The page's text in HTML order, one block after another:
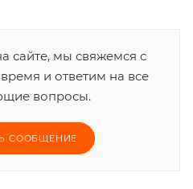
сайте, мы свяжемся с
и ответим на все
вопросы.
СООБЩЕНИЕ